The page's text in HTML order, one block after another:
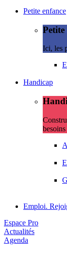
Petite enfance
Petite
Ici, les
Handicap
Emploi.
Espace Pro
Actualités
Agenda